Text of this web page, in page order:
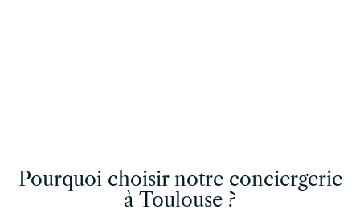
Pourquoi choisir notre conciergerie
à Toulouse ?